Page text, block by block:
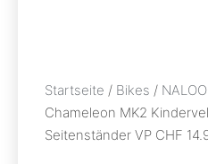
Startseite / Bikes / NALOO
Chameleon MK2
Seitenständer VP CHF